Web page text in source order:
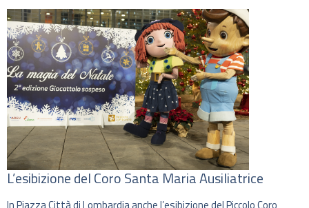
L’esibizione del Coro Santa Maria Ausiliatrice
In Piazza Città di Lombardia anche l’esibizione del Piccolo Coro